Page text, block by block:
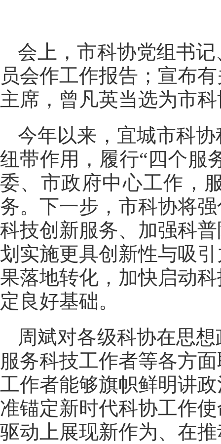
会上，市科协党组书
员会作工作报告；宣布
主席，曾凡英当选为市
今年以来，宜城市科
纽带作用，履行“四个服
委、市政府中心工作，
务。下一步，市科协将
科技创新服务、加强科
划实施更具创新性与吸
果落地转化，加快启动
定良好基础。
周斌对各级科协在思
服务科技工作者等各方
工作者能够旗帜鲜明讲
准锚定新时代科协工作
驱动上展现新作为、在